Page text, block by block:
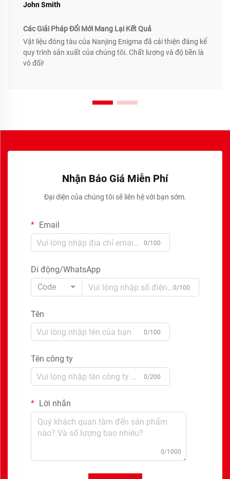
John Smith
Các Giải Pháp Đổi Mới Mang Lại Kết Quả
Vật liệu đóng tàu của Nanjing Enigma đã cải thiện đáng kể
quy trình sản xuất của chúng tôi. Chất lượng và độ bền là
vô đối!
Nhận Báo Giá Miễn Phí
Đại diện của chúng tôi sẽ liên hệ với bạn sớm.
Email
0/100
Di động/WhatsApp
Code
0/100
Tên
0/100
Tên công ty
0/200
Lời nhắn
0/1000